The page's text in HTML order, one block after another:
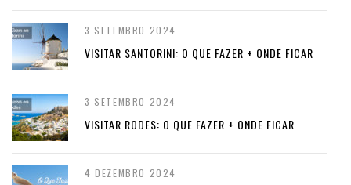
3 SETEMBRO 2024
VISITAR SANTORINI: O QUE FAZER + ONDE FICAR
3 SETEMBRO 2024
VISITAR RODES: O QUE FAZER + ONDE FICAR
4 DEZEMBRO 2024